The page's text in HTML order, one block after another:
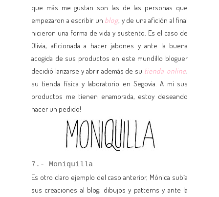
que más me gustan son las de las personas que
empezaron a escribir un blog, y de una afición al final
hicieron una forma de vida y sustento. Es el caso de
Olivia, aficionada a hacer jabones y ante la buena
acogida de sus productos en este mundillo bloguer
decidió lanzarse y abrir además de su tienda online,
su tienda física y laboratorio en Segovia. A mi sus
productos me tienen enamorada, estoy deseando
hacer un pedido!
7.- Moniquilla
Es otro claro ejemplo del caso anterior, Mónica subía
sus creaciones al blog, dibujos y patterns y ante la